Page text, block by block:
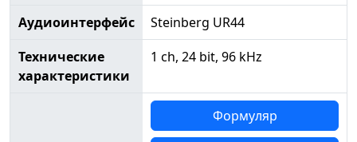
Аудиоинтерфейс
Steinberg UR44
Технические
характеристики
1 ch, 24 bit, 96 kHz
Формуляр